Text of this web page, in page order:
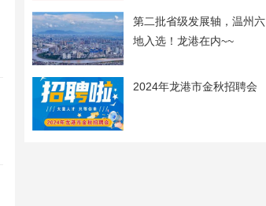
第二批省级发展轴，温州六
地入选！龙港在内~~
2024年龙港市金秋招聘会